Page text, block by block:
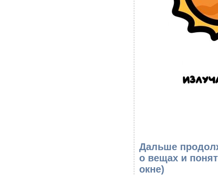
Дальше
о вещах и
окне)